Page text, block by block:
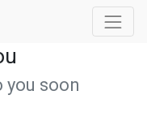
you soon